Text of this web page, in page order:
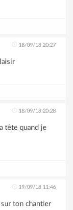
18/09/18 20:27
18/09/18 20:28
tête quand je
19/09/18 11:46
ton chantier